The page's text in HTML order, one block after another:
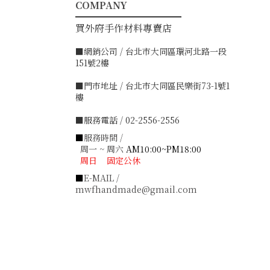
COMPANY
━━━━━━━━━━━
買外府手作材料專賣店
■網銷公司 / 台北市大同區環河北路一段
151號2樓
■門市地址 / 台北市大同區民樂街73-1號1
樓
■服務電話 / 02-2556-2556
■服務時間 /
周一 ~ 周六 AM10:00~PM18:00
周日 固定公休
■E-MAIL /
mwfhandmade@gmail.com